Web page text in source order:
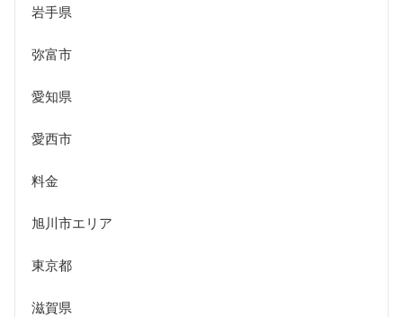
岩手県
弥富市
愛知県
愛西市
料金
旭川市エリア
東京都
滋賀県